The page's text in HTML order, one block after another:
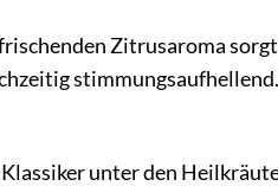
Zitrusaroma
unter den